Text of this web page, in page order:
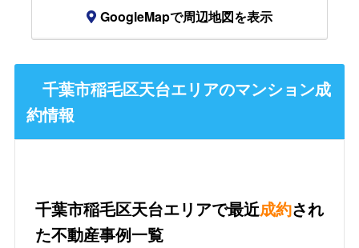
GoogleMapで周辺地図を表示
千葉市稲毛区天台エリアのマンション成
約情報
千葉市稲毛区天台エリアで最近成約され
た不動産事例一覧